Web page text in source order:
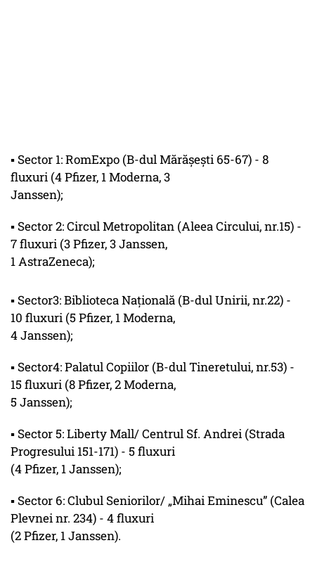
▪ Sector 1: RomExpo (B-dul Mărășești 65-67) - 8
fluxuri (4 Pfizer, 1 Moderna, 3
Janssen);
▪ Sector 2: Circul Metropolitan (Aleea Circului, nr.15) -
7 fluxuri (3 Pfizer, 3 Janssen,
1 AstraZeneca);
▪ Sector3: Biblioteca Națională (B-dul Unirii, nr.22) -
10 fluxuri (5 Pfizer, 1 Moderna,
4 Janssen);
▪ Sector4: Palatul Copiilor (B-dul Tineretului, nr.53) -
15 fluxuri (8 Pfizer, 2 Moderna,
5 Janssen);
▪ Sector 5: Liberty Mall/ Centrul Sf. Andrei (Strada
Progresului 151-171) - 5 fluxuri
(4 Pfizer, 1 Janssen);
▪ Sector 6: Clubul Seniorilor/ „Mihai Eminescu” (Calea
Plevnei nr. 234) - 4 fluxuri
(2 Pfizer, 1 Janssen).